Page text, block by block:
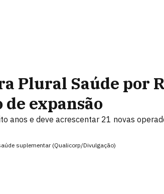
Plural Saúde por
expansão
anos e deve acrescentar 21 novas
suplementar (Qualicorp/Divulgação)